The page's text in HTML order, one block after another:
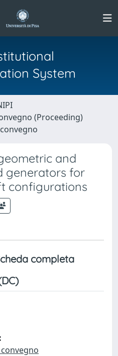
System
(Proceeding)
and
generators for
configurations
completa